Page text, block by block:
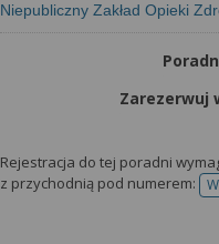
Niepubliczny Zakład Opieki
Zarezerwuj
Rejestracja do tej poradni
z przychodnią pod numerem: